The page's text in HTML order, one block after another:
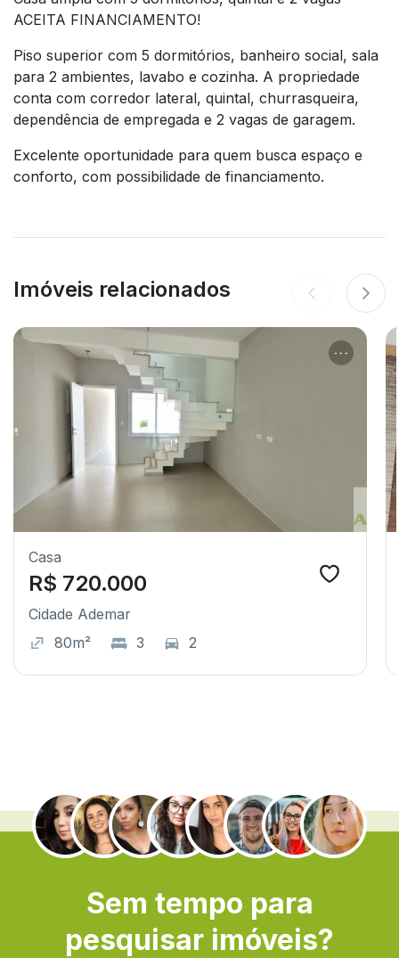
ACEITA FINANCIAMENTO!
Piso superior com 5 dormitórios, banheiro social, sala
para 2 ambientes, lavabo e cozinha. A propriedade
conta com corredor lateral, quintal, churrasqueira,
dependência de empregada e 2 vagas de garagem.
Excelente oportunidade para quem busca espaço e
conforto, com possibilidade de financiamento.
Imóveis relacionados
Casa
R$ 720.000
Cidade Ademar
80m²
3 2
.
Sem tempo para
pesquisar imóveis?